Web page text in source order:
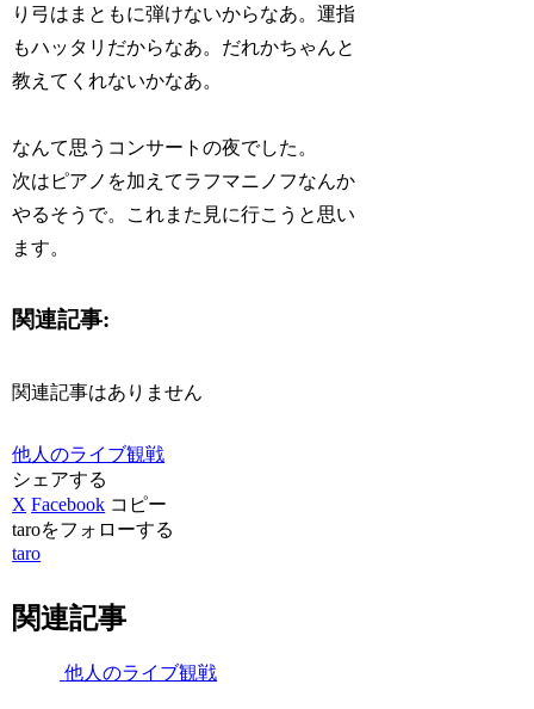
り弓はまともに弾けないからなあ。運指
もハッタリだからなあ。だれかちゃんと
教えてくれないかなあ。
なんて思うコンサートの夜でした。
次はピアノを加えてラフマニノフなんか
やるそうで。これまた見に行こうと思い
ます。
関連記事:
関連記事はありません
他人のライブ観戦
シェアする
X Facebook コピー
taroをフォローする
taro
関連記事
他人のライブ観戦